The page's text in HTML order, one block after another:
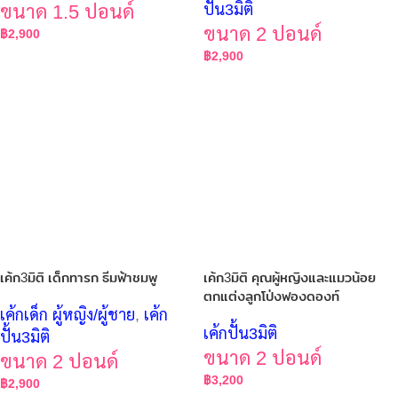
ขนาด 1.5 ปอนด์
฿2,900
ปั้น3มิติ
ขนาด 2 ปอนด์
฿2,900
เค้ก3มิติ เด็กทารก ธีมฟ้าชมพู
เค้กเด็ก ผู้หญิง/ผู้ชาย, เค้ก
ปั้น3มิติ
ขนาด 2 ปอนด์
฿2,900
เค้ก3มิติ คุณผู้หญิงและแมวน้อย
ตกแต่งลูกโป่งฟองดองท์
เค้กปั้น3มิติ
ขนาด 2 ปอนด์
฿3,200